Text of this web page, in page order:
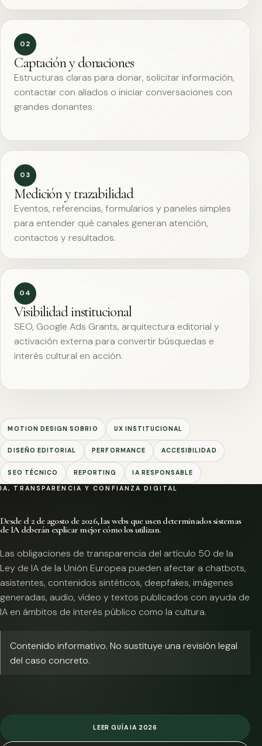
02
Captación y donaciones
Estructuras claras para donar, solicitar información,
contactar con aliados o iniciar conversaciones con
grandes donantes.
03
Medición y trazabilidad
Eventos, referencias, formularios y paneles simples
para entender qué canales generan atención,
contactos y resultados.
04
Visibilidad institucional
SEO, Google Ads Grants, arquitectura editorial y
activación externa para convertir búsquedas e
interés cultural en acción.
MOTION DESIGN SOBRIO UX INSTITUCIONAL
DISEÑO EDITORIAL PERFORMANCE ACCESIBILIDAD
SEO TÉCNICO REPORTING IA RESPONSABLE
IA, TRANSPARENCIA Y CONFIANZA DIGITAL
Desde el 2 de agosto de 2026, las webs que usen determinados sistemas
de IA deberán explicar mejor cómo los utilizan.
Las obligaciones de transparencia del artículo 50 de la
Ley de IA de la Unión Europea pueden afectar a chatbots,
asistentes, contenidos sintéticos, deepfakes, imágenes
generadas, audio, vídeo y textos publicados con ayuda de
IA en ámbitos de interés público como la cultura.
Contenido informativo. No sustituye una revisión legal
del caso concreto.
LEER GUÍA IA 2026